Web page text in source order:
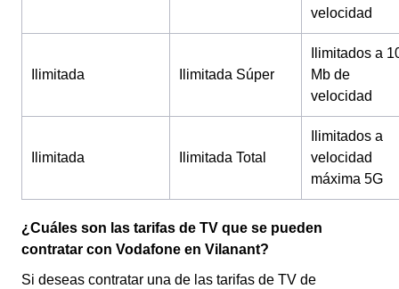
velocidad
Ilimitada Ilimitada Súper
Ilimitados a
Mb de
velocidad
Ilimitada Ilimitada Total
Ilimitados a
velocidad
máxima 5G
¿Cuáles son las tarifas de TV que se pueden
contratar con Vodafone en Vilanant?
Si deseas contratar una de las tarifas de TV de